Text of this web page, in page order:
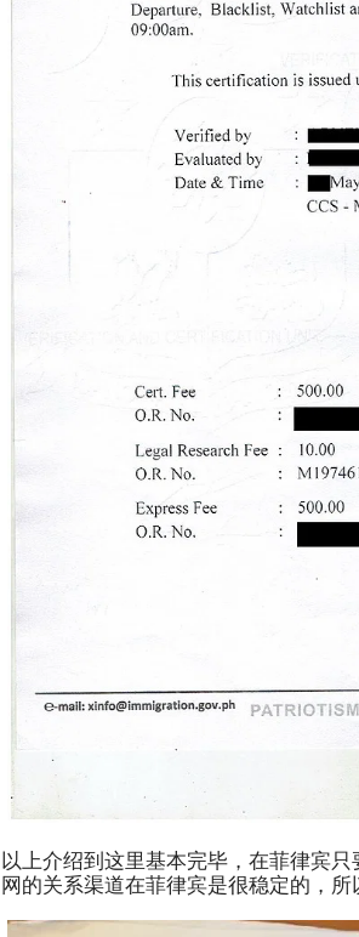
以上介绍到这里基本完毕，在菲律宾
网的关系渠道在菲律宾是很稳定的，